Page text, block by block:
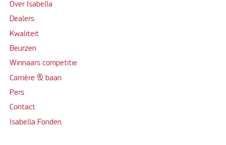
Over Isabella
Dealers
Kwaliteit
Beurzen
Winnaars competitie
Carrière & baan
Pers
Contact
Isabella Fonden